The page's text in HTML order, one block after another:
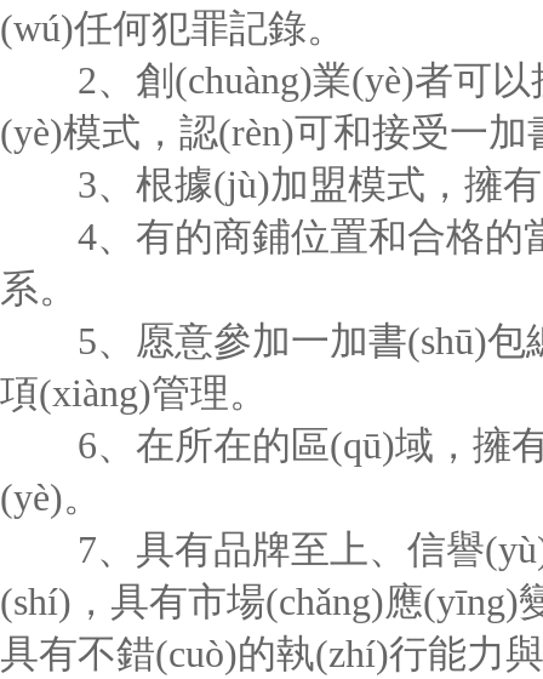
(wú)任何犯罪記錄。
2、創(chuàng)業(yè)者可以
(yè)模式，認(rèn)可和接受一
3、根據(jù)加盟模式，擁有
4、有的商鋪位置和合格的當
系。
5、愿意參加一加書(shū)包
項(xiàng)管理。
6、在所在的區(qū)域，擁
(yè)。
7、具有品牌至上、信譽
(shí)，具有市場(chǎng)應
具有不錯(cuò)的執(zhí)行能力